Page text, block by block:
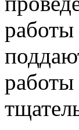
работы